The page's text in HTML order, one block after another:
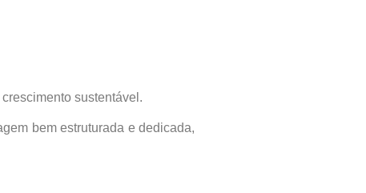
sustentável.
bem estruturada e dedicada,